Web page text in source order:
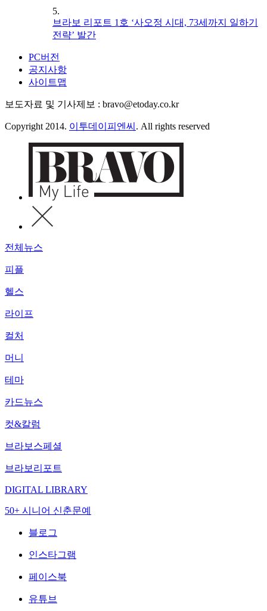
5.
브라보 리포트 1호 ‘사오정 시대, 73세까지 일하기
전략’ 발간
PC버전
공지사항
사이트맵
보도자료 및 기사제보 : bravo@etoday.co.kr
Copyright 2014. 이투데이피엔씨 . All rights reserved
전체뉴스
피플
헬스
라이프
컬처
머니
테마
카드뉴스
컷&칼럼
브라보스페셜
브라보리포트
DIGITAL LIBRARY
50+ 시니어 신춘문예
블로그
인스타그램
페이스북
유튜브